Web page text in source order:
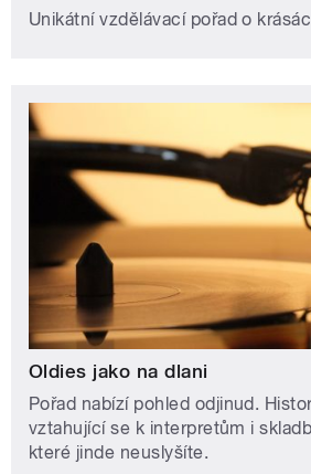
Unikátní vzdělávací pořad o
Oldies jako na dlani
Pořad nabízí pohled odjinud.
vztahující se k interpretům i
které jinde neuslyšíte.